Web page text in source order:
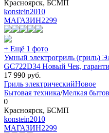
Красноярск, БСМП
konstein2010
МАГАЗИН2299
+ Ещё 1 фото
Умный электрогриль (гриль)
GC722D34 Новый Чек,
17 990 руб.
Гриль электрическийНовое
Бытовая техника/Мелкая
0
Красноярск, БСМП
konstein2010
МАГАЗИН2299